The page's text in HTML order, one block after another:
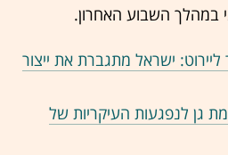
במהלך השבוע האחרון.
דולר ליירוט: ישראל מתגברת את ייצור
גן לנפגעות העיקריות של